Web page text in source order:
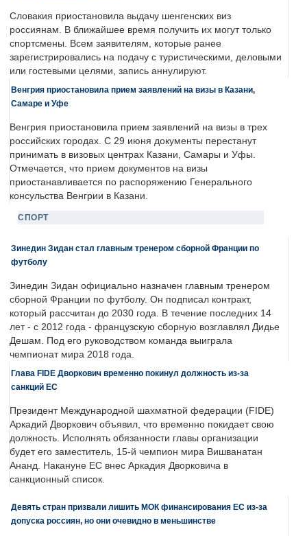
Словакия приостановила выдачу шенгенских виз
россиянам. В ближайшее время получить их могут только
спортсмены. Всем заявителям, которые ранее
зарегистрировались на подачу с туристическими, деловыми
или гостевыми целями, запись аннулируют.
Венгрия приостановила прием заявлений на визы в Казани,
Самаре и Уфе
Венгрия приостановила прием заявлений на визы в трех
российских городах. С 29 июня документы перестанут
принимать в визовых центрах Казани, Самары и Уфы.
Отмечается, что прием документов на визы
приостанавливается по распоряжению Генерального
консульства Венгрии в Казани.
СПОРТ
Зинедин Зидан стал главным тренером сборной Франции по
футболу
Зинедин Зидан официально назначен главным тренером
сборной Франции по футболу. Он подписал контракт,
который рассчитан до 2030 года. В течение последних 14
лет - с 2012 года - французскую сборную возглавлял Дидье
Дешам. Под его руководством команда выиграла
чемпионат мира 2018 года.
Глава FIDE Дворкович временно покинул должность из-за
санкций ЕС
Президент Международной шахматной федерации (FIDE)
Аркадий Дворкович объявил, что временно покидает свою
должность. Исполнять обязанности главы организации
будет его заместитель, 15-й чемпион мира Вишванатан
Ананд. Накануне ЕС внес Аркадия Дворковича в
санкционный список.
Девять стран призвали лишить МОК финансирования ЕС из-за
допуска россиян, но они очевидно в меньшинстве